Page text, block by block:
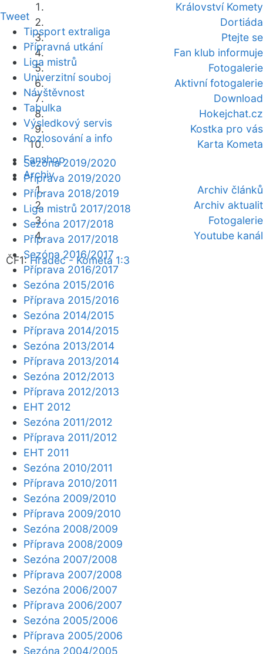
Království Komety
Dortiáda
Ptejte se
Fan klub informuje
Fotogalerie
Aktivní fotogalerie
Download
Hokejchat.cz
Kostka pro vás
Karta Kometa
Fanshop
Archiv
Archiv článků
Archiv aktualit
Fotogalerie
Youtube kanál
ČF1:Hradec - Kometa 1:3
Tweet
Tipsport extraliga
Přípravná utkání
Liga mistrů
Univerzitní souboj
Návštěvnost
Tabulka
Výsledkový servis
Rozlosování a info
Sezóna 2019/2020
Příprava 2019/2020
Příprava 2018/2019
Liga mistrů 2017/2018
Sezóna 2017/2018
Příprava 2017/2018
Sezóna 2016/2017
Příprava 2016/2017
Sezóna 2015/2016
Příprava 2015/2016
Sezóna 2014/2015
Příprava 2014/2015
Sezóna 2013/2014
Příprava 2013/2014
Sezóna 2012/2013
Příprava 2012/2013
EHT 2012
Sezóna 2011/2012
Příprava 2011/2012
EHT 2011
Sezóna 2010/2011
Příprava 2010/2011
Sezóna 2009/2010
Příprava 2009/2010
Sezóna 2008/2009
Příprava 2008/2009
Sezóna 2007/2008
Příprava 2007/2008
Sezóna 2006/2007
Příprava 2006/2007
Sezóna 2005/2006
Příprava 2005/2006
Sezóna 2004/2005